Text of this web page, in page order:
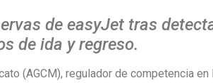
de easyJet tras
de ida y regreso.
(AGCM), regulador de competencia